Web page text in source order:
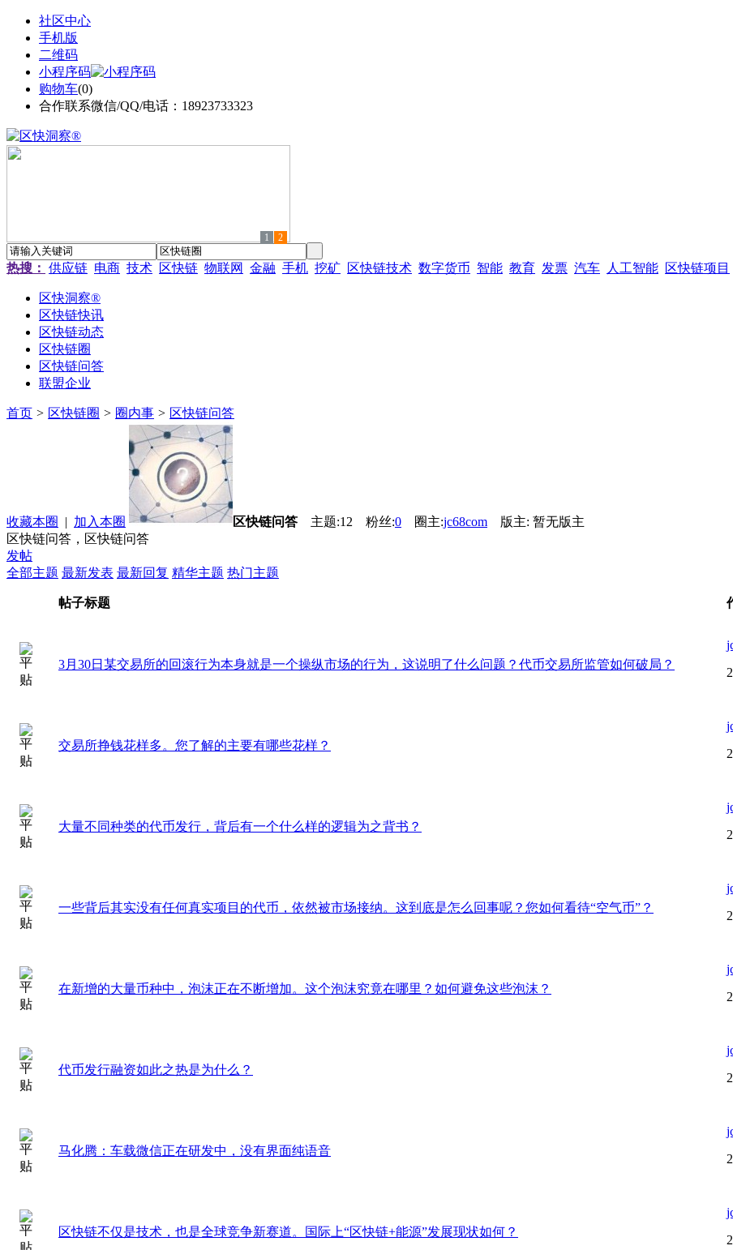
社区中心
手机版
二维码
小程序码
购物车(0)
合作联系微信/QQ/电话：18923733323
1 2
热搜： 供应链 电商 技术 区快链 物联网 金融 手机 挖矿 区快链技术 数字货币 智能 教育 发票 汽车 人工智能 区快链项目
区快洞察®
区快链快讯
区快链动态
区快链圈
区快链问答
联盟企业
首页 > 区快链圈 > 圈内事 > 区快链问答
收藏本圈 | 加入本圈 区快链问答 主题:12 粉丝:0 圈主:jc68com 版主: 暂无版主
区快链问答，区快链问答
发帖
全部主题 最新发表 最新回复 精华主题 热门主题
帖子标题
3月30日某交易所的回滚行为本身就是一个操纵市场的行为，这说明了什么问题？代币交易所监管如何破局？
交易所挣钱花样多。您了解的主要有哪些花样？
大量不同种类的代币发行，背后有一个什么样的逻辑为之背书？
一些背后其实没有任何真实项目的代币，依然被市场接纳。这到底是怎么回事呢？您如何看待“空气币”？
在新增的大量币种中，泡沫正在不断增加。这个泡沫究竟在哪里？如何避免这些泡沫？
代币发行融资如此之热是为什么？
马化腾：车载微信正在研发中，没有界面纯语音
区快链不仅是技术，也是全球竞争新赛道。国际上“区快链+能源”发展现状如何？